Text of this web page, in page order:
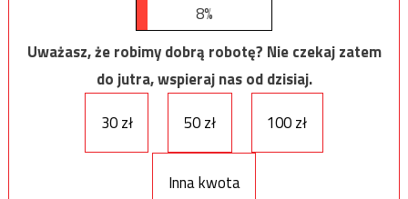
8%
Uważasz, że robimy dobrą robotę? Nie czekaj zatem
do jutra, wspieraj nas od dzisiaj.
30 zł
50 zł 100 zł
Inna kwota